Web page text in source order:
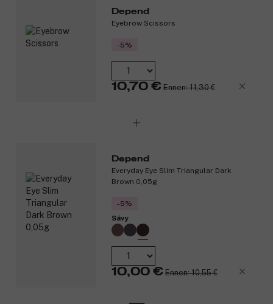
Depend
Eyebrow Scissors
-5%
10,70 € Ennen: 11,30 €
Depend
Everyday Eye Slim Triangular Dark
Brown 0,05g
-5%
Sävy
10,00 € Ennen: 10,55 €